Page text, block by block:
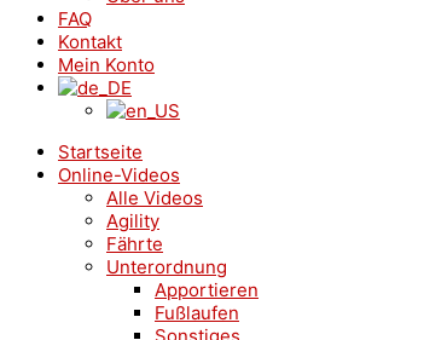
FAQ
Kontakt
Mein Konto
Startseite
Online-Videos
Alle Videos
Agility
Fährte
Unterordnung
Apportieren
Fußlaufen